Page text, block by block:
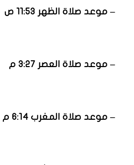
– موعد صلاة الظهر 11:53 ص
– موعد صلاة العصر 3:27 م
– موعد صلاة المغرب 6:14 م